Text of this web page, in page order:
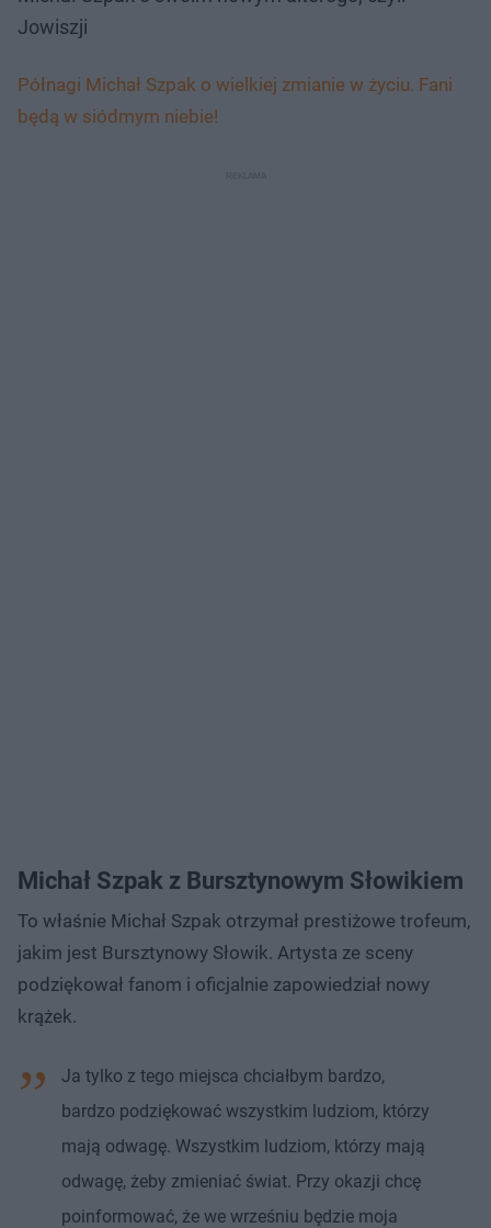
Jowiszji
Półnagi Michał Szpak o wielkiej zmianie w życiu. Fani
będą w siódmym niebie!
Michał Szpak z Bursztynowym Słowikiem
To właśnie Michał Szpak otrzymał prestiżowe trofeum,
jakim jest Bursztynowy Słowik. Artysta ze sceny
podziękował fanom i oficjalnie zapowiedział nowy
krążek.
Ja tylko z tego miejsca chciałbym bardzo,
bardzo podziękować wszystkim ludziom, którzy
mają odwagę. Wszystkim ludziom, którzy mają
odwagę, żeby zmieniać świat. Przy okazji chcę
poinformować, że we wrześniu będzie moja